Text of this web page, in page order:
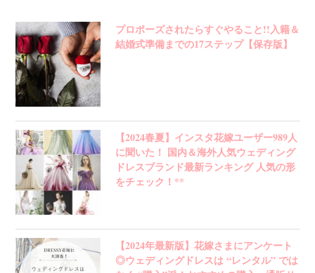
プロポーズされたらすぐやること!!入籍＆
結婚式準備までの17ステップ【保存版】
【2024春夏】インスタ花嫁ユーザー989人
に聞いた！ 国内＆海外人気ウェディング
ドレスブランド最新ランキング 人気の形
をチェック！**
【2024年最新版】花嫁さまにアンケート
◎ウェディングドレスは “レンタル” では